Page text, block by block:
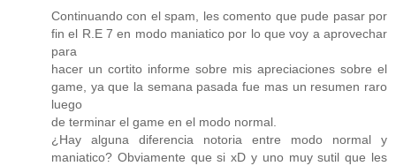
Continuando con el spam, les comento que pude pasar por
fin el R.E 7 en modo maniatico por lo que voy a aprovechar
para
hacer un cortito informe sobre mis apreciaciones sobre el
game, ya que la semana pasada fue mas un resumen raro
luego
de terminar el game en el modo normal.
¿Hay alguna diferencia notoria entre modo normal y
maniatico? Obviamente que si xD y uno muy sutil que les